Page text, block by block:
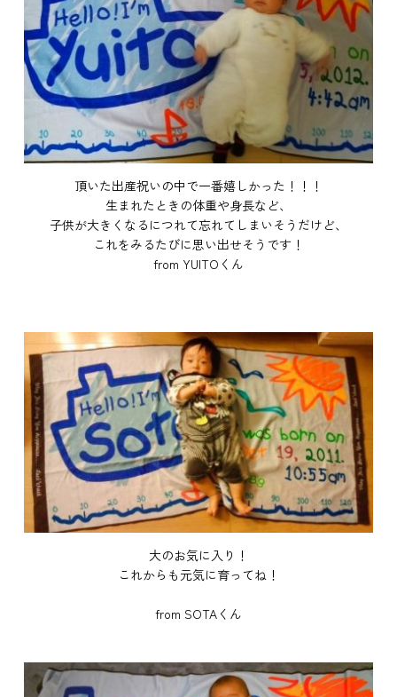
頂いた出産祝いの中で一番嬉しかった！！！
生まれたときの体重や身長など、
子供が大きくなるにつれて忘れてしまいそうだけど、
これをみるたびに思い出せそうです！
from YUITOくん
大のお気に入り！
これからも元気に育ってね！
from SOTAくん